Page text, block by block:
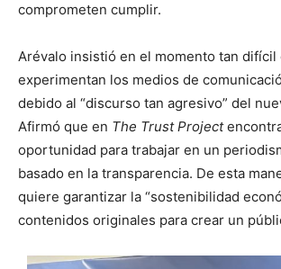
comprometen cumplir.
Arévalo insistió en el momento tan difícil
experimentan los medios de
debido al “discurso tan agresivo” del
Afirmó que en The Trust Project
oportunidad para trabajar en un
basado en la transparencia. De esta
quiere garantizar la “sostenibilidad
contenidos originales para crear un